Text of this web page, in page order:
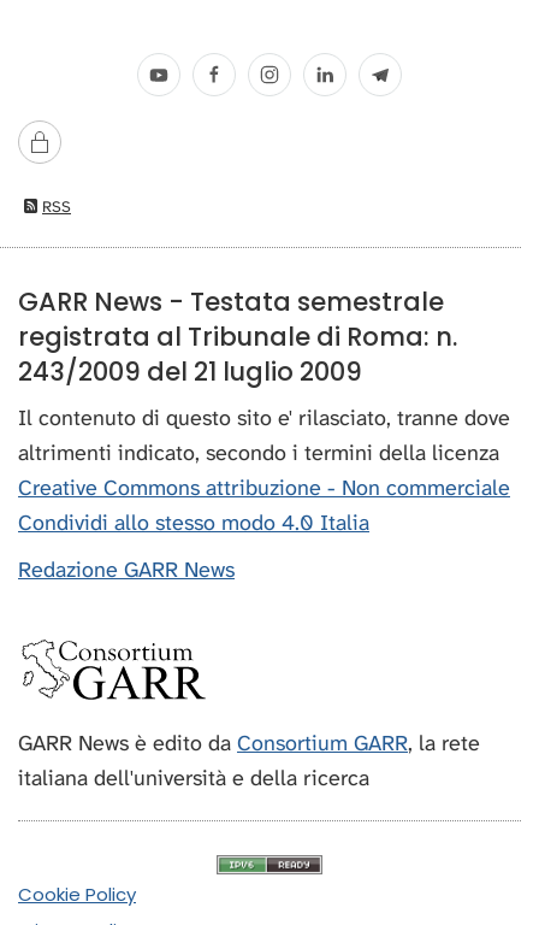
RSS
GARR News - Testata semestrale
registrata al Tribunale di Roma: n.
243/2009 del 21 luglio 2009
Il contenuto di questo sito e' rilasciato, tranne dove
altrimenti indicato, secondo i termini della licenza
Creative Commons attribuzione - Non commerciale
Condividi allo stesso modo 4.0 Italia
Redazione GARR News
GARR News è edito da Consortium GARR, la rete
italiana dell'università e della ricerca
Cookie Policy